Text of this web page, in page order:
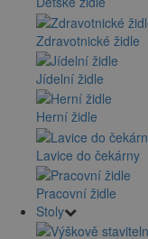
Zdravotnické židle
Jídelní židle
Herní židle
Lavice do čekárny
Pracovní židle
Stoly